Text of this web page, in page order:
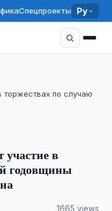
Спецпроекты Ру
по случаю
в
годовщины
1665 views